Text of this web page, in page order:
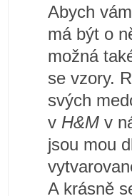
Abych
má být o
možná
se vzory.
svých
v H&M v
jsou mou
A krásně